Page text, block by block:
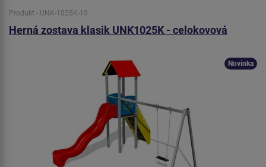
Produkt - UNK-1025K-15
Herná zostava klasik UNK1025K - celokovová
Novinka